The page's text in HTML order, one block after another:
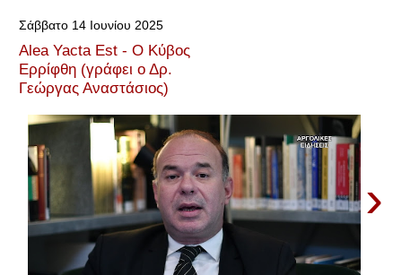
Σάββατο 14 Ιουνίου 2025
Alea Yacta Est - Ο Κύβος
Ερρίφθη (γράφει ο Δρ.
Γεώργας Αναστάσιος)
›